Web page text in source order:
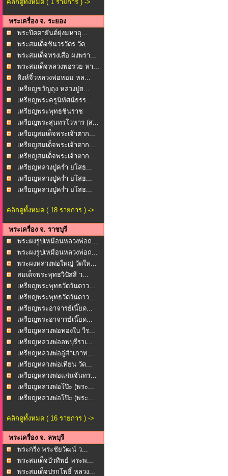
คลิกดูทั้งหมด ( 1 รายการ ) ->
พระเครื่อง จ. ระยอง
พระปิดตายันต์ยุ่งมหาอุ...
พระสมเด็จชินวรวัตร วัด...
พระสมเด็จทรงเสือ ผงพรา...
พระสมเด็จหลวงพ่อรวย หา...
สิงห์จิ๋วหลวงพ่อหอม หล...
เหรียญขวัญถุง หลวงปู่ฮ...
เหรียญพระครูนิทัศน์ธรร...
เหรียญพระพุทธชินราช
หล... เหรียญพระสุนทรโวหาร (ส...
เหรียญสมเด็จพระเจ้าตาก...
เหรียญสมเด็จพระเจ้าตาก...
เหรียญสมเด็จพระเจ้าตาก...
เหรียญหลวงปู่คร่ำ ยโสธ...
เหรียญหลวงปู่คร่ำ ยโสธ...
เหรียญหลวงปู่คร่ำ ยโสธ...
คลิกดูทั้งหมด ( 18 รายการ ) ->
พระเครื่อง จ. ราชบุรี
พระผงรูปเหมือนหลวงพ่อถ...
พระผงรูปเหมือนหลวงพ่อถ...
พระผงหลวงพ่อใหญ่ วัดให...
สมเด็จพระพุทธวิปัสสี ว...
เหรียญพระพุทธวัดวันดาว...
เหรียญพระพุทธวัดวันดาว...
เหรียญพระอาจารย์เนี๊ยด...
เหรียญพระอาจารย์เนี๊ยด...
เหรียญหลวงพ่อทองใบ วีร...
เหรียญหลวงพ่อลพบุรีราเ...
เหรียญหลวงพ่ออู่สำเภาท...
เหรียญหลวงพ่อเทียน วัด...
เหรียญหลวงพ่อแก่นจันทร...
เหรียญหลวงพ่อโป๊ะ (พระ...
เหรียญหลวงพ่อโป๊ะ (พระ...
คลิกดูทั้งหมด ( 16 รายการ ) ->
พระเครื่อง จ. ลพบุรี
พระกริ่ง พระชัยวัฒน์ ว...
พระสมเด็จบัวทิพย์ พระพ...
พระสมเด็จปรกโพธิ์ หลวง...